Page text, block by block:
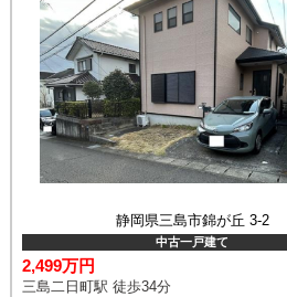
静岡県三島市錦が丘 3-2
中古一戸建て
2,499万円
三島二日町駅 徒歩34分